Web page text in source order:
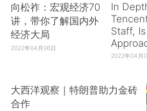
向松祚：宏观经济70
讲，带你了解国内外
经济大局
2022年04月06日
In
Staff, Is
2022年04月
大西洋观察｜特朗普助力金砖
合作